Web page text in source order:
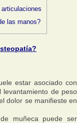
las manos?
estar asociado con
de peso
dolor se manifieste en
muñeca puede ser